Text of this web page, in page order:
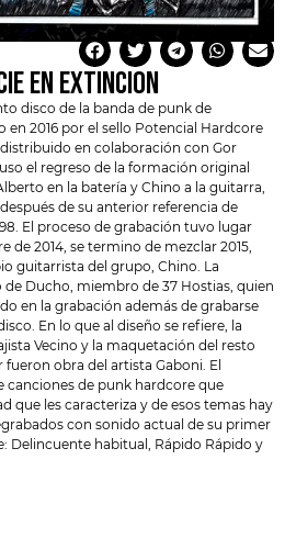
EN EXTINCION
disco de la banda de punk de
en 2016 por el sello Potencial Hardcore
en colaboración con Gor
el regreso de la formación original
en la batería y Chino a la guitarra,
de su anterior referencia de
El proceso de grabación tuvo lugar
de 2014, se termino de mezclar 2015,
guitarrista del grupo, Chino. La
Ducho, miembro de 37 Hostias, quien
en la grabación además de grabarse
En lo que al diseño se refiere, la
Vecino y la maquetación del resto
obra del artista Gaboni. El
canciones de punk hardcore que
que les caracteriza y de esos temas hay
con sonido actual de su primer
Delincuente habitual, Rápido Rápido y